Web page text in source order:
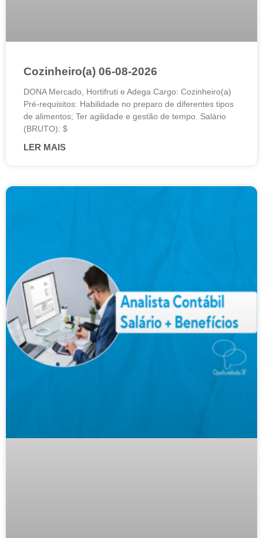
Cozinheiro(a) 06-08-2026
DONA Mercado, Hortifruti e Adega Cargo: Cozinheiro(a)
Pré-requisitos: Habilidade no preparo de diferentes tipos
de alimentos; Ter agilidade e gestão de tempo. Salário
(BRUTO): $
LER MAIS